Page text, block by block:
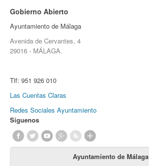
Gobierno Abierto
Ayuntamiento de Málaga
Avenida de Cervantes, 4
29016 - MÁLAGA.
Tlf: 951 926 010
Las Cuentas Claras
Redes Sociales Ayuntamiento
Síguenos
Ayuntamiento de Málaga